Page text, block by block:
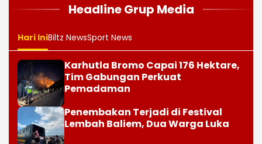
Headline Grup Media
Hari IniBiltz NewsSport News
Karhutla Bromo Capai 176 Hektare,
Tim Gabungan Perkuat
Pemadaman
Penembakan Terjadi di Festival
Lembah Baliem, Dua Warga Luka